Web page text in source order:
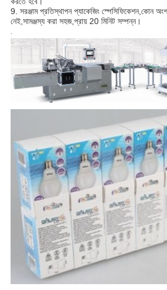
9. সরঞ্জাম প্রতিস্থাপন প্যাকেজিং স্পেসিফিকেশন,কোন
নেই,সামঞ্জস্য করা সহজ,প্রায় 20 মিনিট সম্পন্ন।
.